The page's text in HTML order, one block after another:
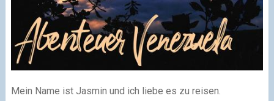
Mein Name ist Jasmin und ich liebe es zu reisen.